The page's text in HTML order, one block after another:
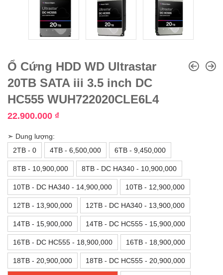
Ổ Cứng HDD WD Ultrastar
20TB SATA iii 3.5 inch DC
HC555 WUH722020CLE6L4
22.900.000 ₫
➣ Dung lượng:
2TB - 0
4TB - 6,500,000 6TB - 9,450,000
8TB - 10,900,000 8TB - DC HA340 - 10,900,000
10TB - DC HA340 - 14,900,000 10TB - 12,900,000
12TB - 13,900,000 12TB - DC HA340 - 13,900,000
14TB - 15,900,000 14TB - DC HC555 - 15,900,000
16TB - DC HC555 - 18,900,000 16TB - 18,900,000
18TB - 20,900,000 18TB - DC HC555 - 20,900,000